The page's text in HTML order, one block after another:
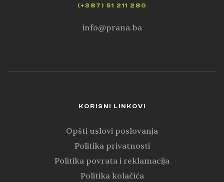
KORISNI LINKOVI
Opšti uslovi poslovanja
Politika privatnosti
Politika povrata i reklamacija
Politika kolačića
(+387) 51 211 280
info@prana.ba